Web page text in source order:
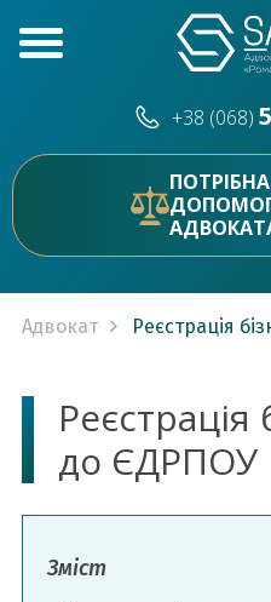
+38 (068)
Адвокат Реєстрація
Реєстрація
до ЄДРПОУ
Зміст